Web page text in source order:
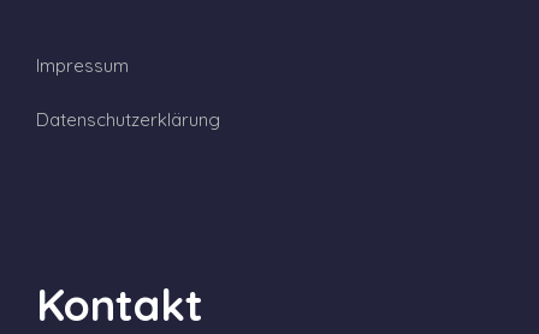
Impressum
Datenschutzerklärung
Kontakt